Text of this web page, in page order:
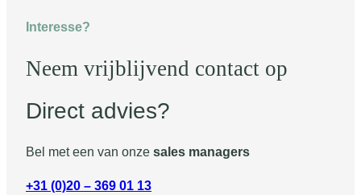
Interesse?
Neem vrijblijvend contact op
Direct advies?
Bel met een van onze sales managers
+31 (0)20 – 369 01 13